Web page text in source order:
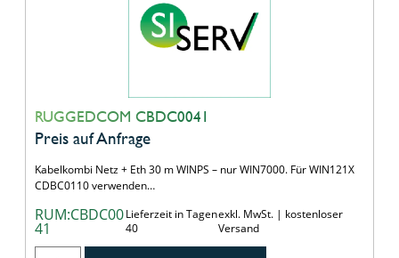
RUGGEDCOM CBDC0041
Preis auf Anfrage
Kabelkombi Netz + Eth 30 m WINPS – nur WIN7000. Für WIN121X
CDBC0110 verwenden…
RUM:CBDC00
41
Lieferzeit in Tagen
40
exkl. MwSt. | kostenloser
Versand